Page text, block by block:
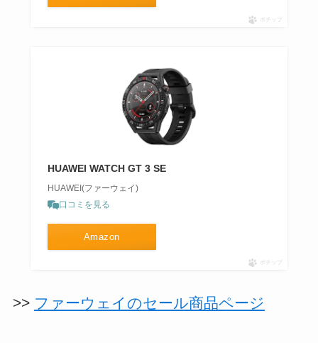
ポチップ
HUAWEI WATCH GT 3 SE
HUAWEI(ファーウェイ)
口コミを見る
Amazon
ポチップ
>> ファーウェイのセール商品ページ